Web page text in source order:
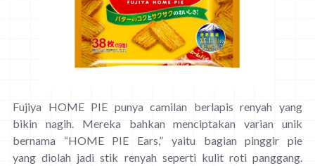
Fujiya HOME PIE punya camilan berlapis renyah yang
bikin nagih. Mereka bahkan menciptakan varian unik
bernama “HOME PIE Ears,” yaitu bagian pinggir pie
yang diolah jadi stik renyah seperti kulit roti panggang.